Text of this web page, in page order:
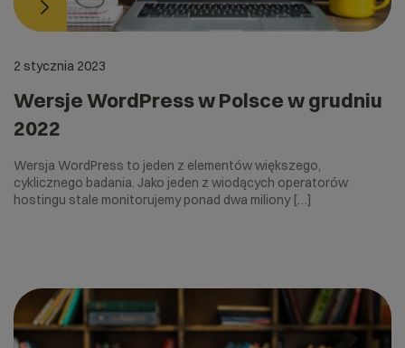
2 stycznia 2023
Wersje WordPress w Polsce w grudniu
2022
Wersja WordPress to jeden z elementów większego,
cyklicznego badania. Jako jeden z wiodących operatorów
hostingu stale monitorujemy ponad dwa miliony […]